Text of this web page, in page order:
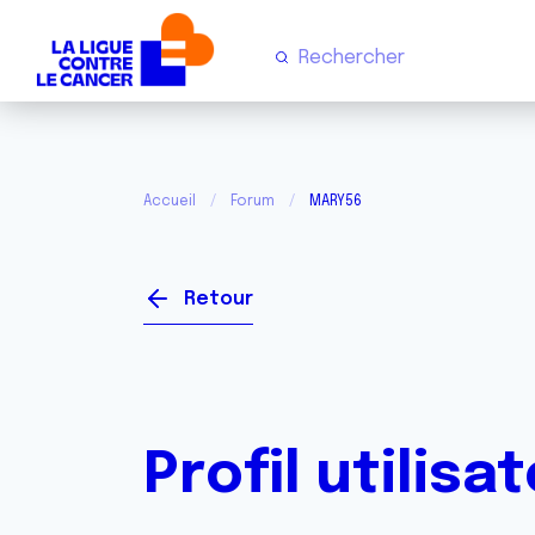
Accueil Forum MARY56
Retour
Profil